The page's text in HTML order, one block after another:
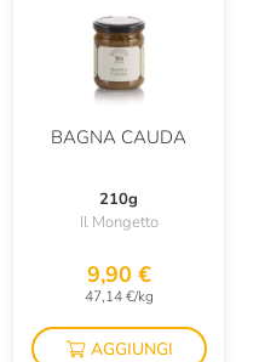
BAGNA CAUDA
210g
Il Mongetto
9,90 €
47,14 €/kg
AGGIUNGI